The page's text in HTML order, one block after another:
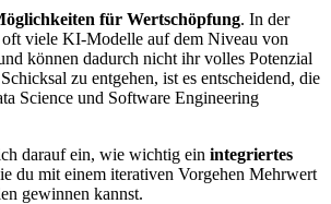
für Wertschöpfung. In der
viele KI-Modelle auf dem Niveau von
können dadurch nicht ihr volles Potenzial
zu entgehen, ist es entscheidend, die
Science und Software Engineering
darauf ein, wie wichtig ein integriertes
du mit einem iterativen Vorgehen Mehrwert
gewinnen kannst.